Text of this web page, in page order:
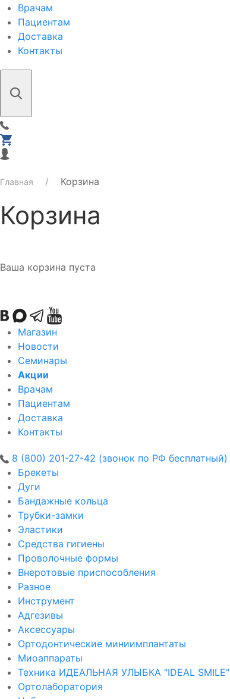
Врачам
Пациентам
Доставка
Контакты
Главная Корзина
Корзина
Ваша корзина пуста
Магазин
Новости
Семинары
Акции
Врачам
Пациентам
Доставка
Контакты
8 (800) 201-27-42 (звонок по РФ бесплатный)
Брекеты
Дуги
Бандажные кольца
Трубки-замки
Эластики
Средства гигиены
Проволочные формы
Внеротовые приспособления
Разное
Инструмент
Адгезивы
Аксессуары
Ортодонтические миниимплантаты
Миоаппараты
Техника ИДЕАЛЬНАЯ УЛЫБКА "IDEAL SMILE"
Ортолаборатория